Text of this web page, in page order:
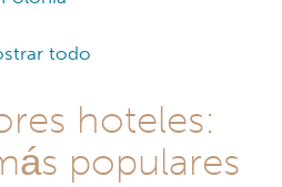
todo
hoteles:
populares